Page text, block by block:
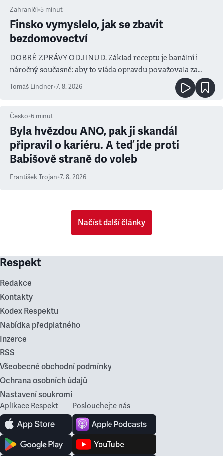
Zahraničí•5 minut
Finsko vymyslelo, jak se zbavit
bezdomovectví
DOBRÉ ZPRÁVY ODJINUD. Základ receptu je banální i
náročný současně: aby to vláda opravdu považovala za
prioritu
Tomáš Lindner•7. 8. 2026
Česko•6 minut
Byla hvězdou ANO, pak ji skandál
připravil o kariéru. A teď jde proti
Babišově straně do voleb
František Trojan•7. 8. 2026
Načíst další články
Respekt
Redakce
Kontakty
Kodex Respektu
Nabídka předplatného
Inzerce
RSS
Všeobecné obchodní podmínky
Ochrana osobních údajů
Nastavení soukromí
Aplikace Respekt Poslouchejte nás